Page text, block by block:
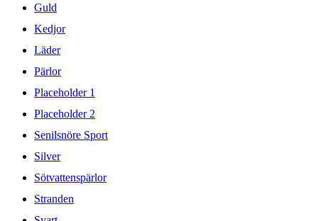
Guld
Kedjor
Läder
Pärlor
Placeholder 1
Placeholder 2
Senilsnöre Sport
Silver
Sötvattenspärlor
Stranden